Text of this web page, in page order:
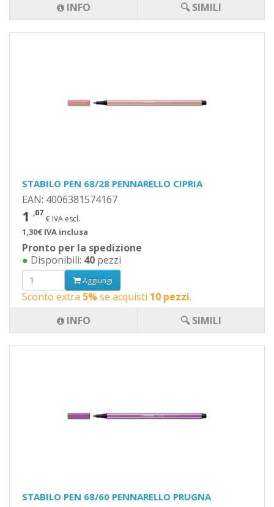
INFO
🔍 SIMILI
STABILO PEN 68/28 PENNARELLO CIPRIA
EAN: 4006381574167
1 ,07
€ IVA escl.
1,30€ IVA inclusa
Pronto per la spedizione
● Disponibili: 40 pezzi
Aggiungi
Sconto extra 5%se acquisti 10 pezzi.
INFO
🔍 SIMILI
STABILO PEN 68/60 PENNARELLO PRUGNA